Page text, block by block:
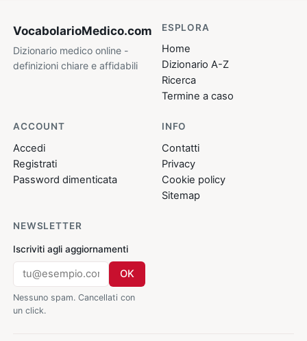
VocabolarioMedico.com
Dizionario medico online -
definizioni chiare e affidabili
ESPLORA
Home
Dizionario A-Z
Ricerca
Termine a caso
ACCOUNT
Accedi
Registrati
Password dimenticata
INFO
Contatti
Privacy
Cookie policy
Sitemap
NEWSLETTER
Iscriviti agli aggiornamenti
OK
Nessuno spam. Cancellati con
un click.